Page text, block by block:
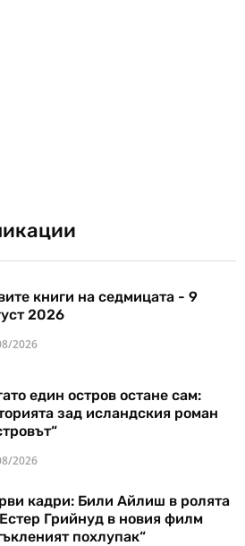
книги на седмицата - 9
2026
2026
един остров остане сам:
зад исландския роман
2026
кадри: Били Айлиш в ролята
Грийнуд в новия филм
похлупак“